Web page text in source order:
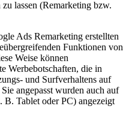
lassen (Remarketing bzw.
Ads Remarketing erstellten
Funktionen von
Weise können
Werbebotschaften, die in
und Surfverhaltens auf
angepasst wurden auch auf
B. Tablet oder PC) angezeigt